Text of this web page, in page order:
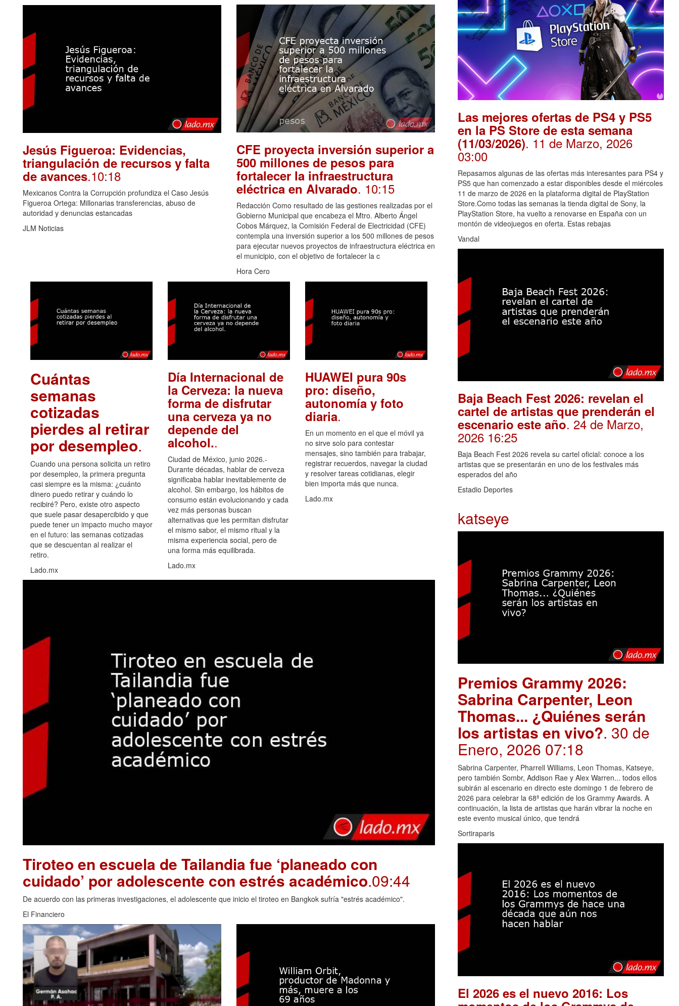
Jesús Figueroa: Evidencias,
triangulación de recursos y falta
de avances.10:18
Mexicanos Contra la Corrupción profundiza el Caso Jesús
Figueroa Ortega: Millonarias transferencias, abuso de
autoridad y denuncias estancadas
JLM Noticias
CFE proyecta inversión superior a
500 millones de pesos para
fortalecer la infraestructura
eléctrica en Alvarado. 10:15
Redacción Como resultado de las gestiones realizadas por el
Gobierno Municipal que encabeza el Mtro. Alberto Ángel
Cobos Márquez, la Comisión Federal de Electricidad (CFE)
contempla una inversión superior a los 500 millones de pesos
para ejecutar nuevos proyectos de infraestructura eléctrica en
el municipio, con el objetivo de fortalecer la c
Hora Cero
Cuántas
semanas
cotizadas
pierdes al retirar
por desempleo.
Cuando una persona solicita un retiro
por desempleo, la primera pregunta
casi siempre es la misma: ¿cuánto
dinero puedo retirar y cuándo lo
recibiré? Pero, existe otro aspecto
que suele pasar desapercibido y que
puede tener un impacto mucho mayor
en el futuro: las semanas cotizadas
que se descuentan al realizar el
retiro.
Lado.mx
Día Internacional de
la Cerveza: la nueva
forma de disfrutar
una cerveza ya no
depende del
alcohol..
Ciudad de México, junio 2026.-
Durante décadas, hablar de cerveza
significaba hablar inevitablemente de
alcohol. Sin embargo, los hábitos de
consumo están evolucionando y cada
vez más personas buscan
alternativas que les permitan disfrutar
el mismo sabor, el mismo ritual y la
misma experiencia social, pero de
una forma más equilibrada.
Lado.mx
HUAWEI pura 90s
pro: diseño,
autonomía y foto
diaria.
En un momento en el que el móvil ya
no sirve solo para contestar
mensajes, sino también para trabajar,
registrar recuerdos, navegar la ciudad
y resolver tareas cotidianas, elegir
bien importa más que nunca.
Lado.mx
Tiroteo en escuela de Tailandia fue ‘planeado con
cuidado’ por adolescente con estrés académico.09:44
De acuerdo con las primeras investigaciones, el adolescente que inicio el tiroteo en Bangkok sufría "estrés académico".
El Financiero
Las mejores ofertas de PS4 y PS5
en la PS Store de esta semana
(11/03/2026). 11 de Marzo, 2026
03:00
Repasamos algunas de las ofertas más interesantes para PS4 y
PS5 que han comenzado a estar disponibles desde el miércoles
11 de marzo de 2026 en la plataforma digital de PlayStation
Store.Como todas las semanas la tienda digital de Sony, la
PlayStation Store, ha vuelto a renovarse en España con un
montón de videojuegos en oferta. Estas rebajas
Vandal
Baja Beach Fest 2026: revelan el
cartel de artistas que prenderán el
escenario este año. 24 de Marzo,
2026 16:25
Baja Beach Fest 2026 revela su cartel oficial: conoce a los
artistas que se presentarán en uno de los festivales más
esperados del año
Estadio Deportes
katseye
Premios Grammy 2026:
Sabrina Carpenter, Leon
Thomas... ¿Quiénes serán
los artistas en vivo?. 30 de
Enero, 2026 07:18
Sabrina Carpenter, Pharrell Williams, Leon Thomas, Katseye,
pero también Sombr, Addison Rae y Alex Warren... todos ellos
subirán al escenario en directo este domingo 1 de febrero de
2026 para celebrar la 68ª edición de los Grammy Awards. A
continuación, la lista de artistas que harán vibrar la noche en
este evento musical único, que tendrá
Sortiraparis
El 2026 es el nuevo 2016: Los